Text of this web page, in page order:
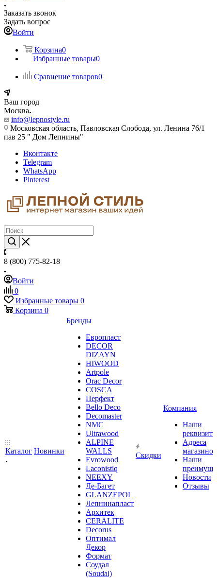
Заказать звонок
Задать вопрос
Войти
Корзина0
Избранные товары0
Сравнение товаров0
Ваш город
Москва
info@lepnostyle.ru
Московская область, Павловская Слобода, ул. Ленина 76/1
пав 25 " Дом Лепнины"
Вконтакте
Telegram
WhatsApp
Pinterest
8 (800) 775-82-18
Войти
0
Избранные товары 0
Корзина 0
Каталог Новинки
Бренды
Европласт
DECOR
DIZAYN
HIWOOD
Artpole
Orac Decor
COSCA
Перфект
Bello Deco
Decomaster
NMС
Ultrawood
ALPINE
WALLS
Evrowood
Laconistiq
NEEXY
Де-Багет
GLANZEPOL
Лепнинапласт
Архитек
CERALITE
Decorus
Оптимал
Декор
Формат
Соудал
(Soudal)
Скидки
Компания
Наши
Адреса
магазинов
Наши
Новости
Отзывы